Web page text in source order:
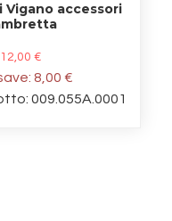
Vigano accessori
12,00 €
8,00 €
009.055A.0001